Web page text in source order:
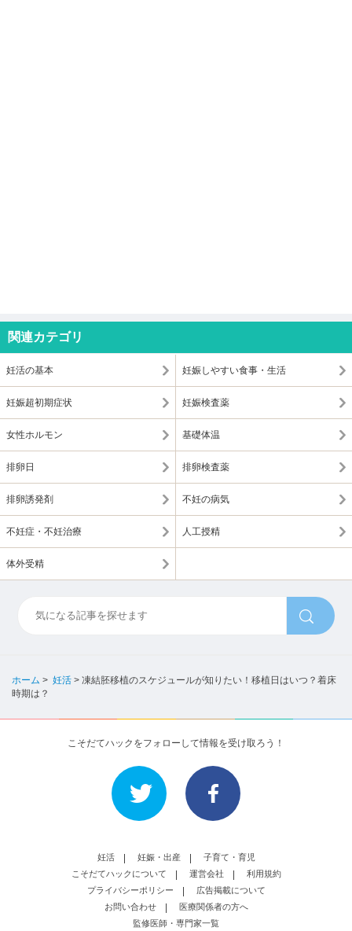
関連カテゴリ
妊活の基本 妊娠しやすい食事・生活
妊娠超初期症状 妊娠検査薬
女性ホルモン 基礎体温
排卵日 排卵検査薬
排卵誘発剤 不妊の病気
不妊症・不妊治療 人工授精
体外受精
ホーム > 妊活 > 凍結胚移植のスケジュールが知りたい！移植日はいつ？着床
時期は？
こそだてハックをフォローして情報を受け取ろう！
妊活 妊娠・出産
子育て・育児
こそだてハックについて
運営会社
利用規約
プライバシーポリシー
広告掲載について
お問い合わせ
医療関係者の方へ
監修医師・専門家一覧